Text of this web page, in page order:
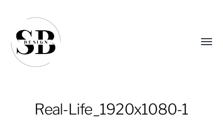
Real-Life_1920x1080-1